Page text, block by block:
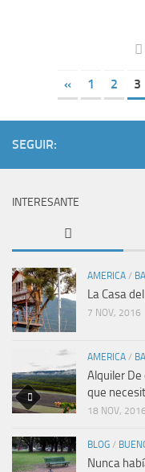
« 1 2 3
SEGUIR:
INTERESANTE
AMERICA /
La Casa
7 NOV, 2016
AMERICA /
Alquiler
que
18 NOV, 2016
BLOG /
Nunca